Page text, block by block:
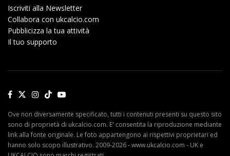
Iscriviti alla Newsletter
Collabora con ukcalcio.com
Pubblicizza la tua attività
Il tuo supporto
Ove non diversamente specificato, tutti i contenuti presenti su questo sito
sono di proprietà di ukcalcio.com. E' consentita la riproduzione mediante
link alla fonte originale. Le foto appartengono ai rispettivi proprietari ed
hanno solo scopo illustrativo. 2009-2026 - www.ukcalcio.com - UK e